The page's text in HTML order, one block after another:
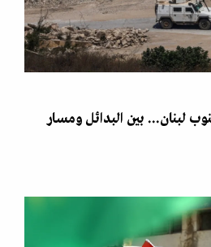
لبنان... بين البدائل ومسار